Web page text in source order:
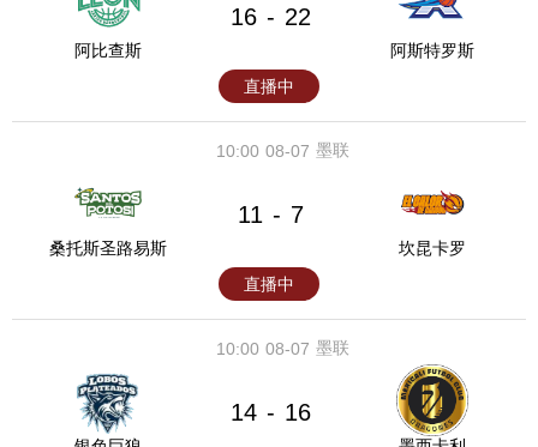
阿比查斯
16 - 22
阿斯特罗斯
直播中
08-07
10:00 墨联
桑托斯圣路易斯
11 - 7
坎昆卡罗
直播中
08-07
10:00 墨联
14 - 16